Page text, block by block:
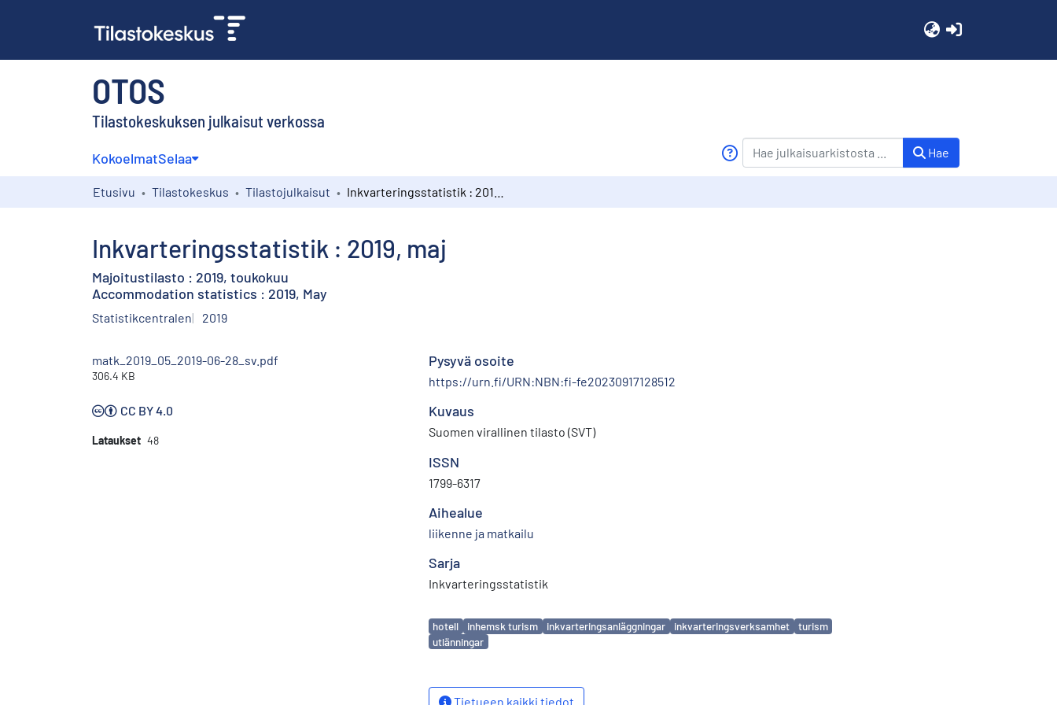
OTOS
Tilastokeskuksen julkaisut verkossa
KokoelmatSelaa Hae
Etusivu Tilastokeskus Tilastojulkaisut
Inkvarteringsstatistik : 2019, maj
Majoitustilasto : 2019, toukokuu
Accommodation statistics : 2019, May
Statistikcentralen 2019
matk_2019_05_2019-06-28_sv.pdf
306.4 KB
CC BY 4.0
Lataukset 48
Pysyvä osoite
https://urn.fi/URN:NBN:fi-fe20230917128512
Kuvaus
Suomen virallinen tilasto (SVT)
ISSN
1799-6317
Aihealue
liikenne ja matkailu
Sarja
Inkvarteringsstatistik
Avainsanat
hotell inhemsk turism inkvarteringsanläggningar inkvarteringsverksamhet
turism
utlänningar
Tietueen kaikki tiedot